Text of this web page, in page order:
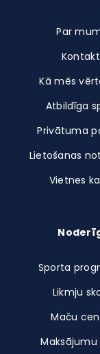
Par
Kā mēs
Atbildīga
Privātuma
Lietošanas
Vietnes
Sporta
Likmju
Maču
Maksājumu